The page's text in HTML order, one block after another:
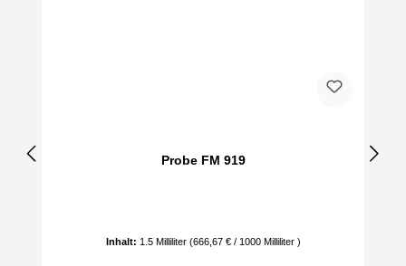
Probe FM 919
Inhalt: 1.5 Milliliter (666,67 € / 1000 Milliliter )